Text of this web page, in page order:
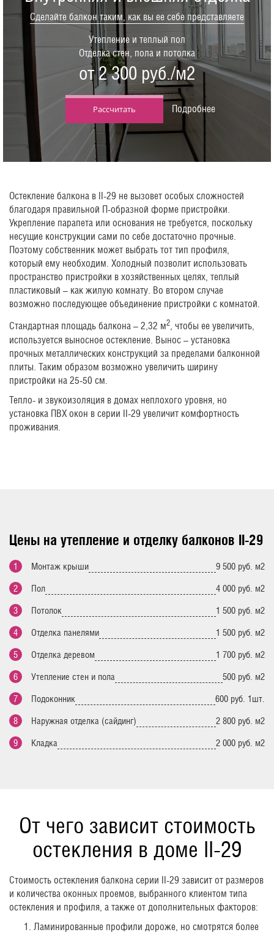
Сделайте балкон таким, как вы ее себе представляете
Утепление и теплый пол
Отделка стен, пола и потолка
от 2 300 руб./м2
Рассчитать Подробнее
Остекление балкона в II-29 не вызовет особых сложностей
благодаря правильной П-образной форме пристройки.
Укрепление парапета или основания не требуется, поскольку
несущие конструкции сами по себе достаточно прочные.
Поэтому собственник может выбрать тот тип профиля,
который ему необходим. Холодный позволит использовать
пространство пристройки в хозяйственных целях, теплый
пластиковый – как жилую комнату. Во втором случае
возможно последующее объединение пристройки с комнатой.
Стандартная площадь балкона – 2,32 м2, чтобы ее увеличить,
используется выносное остекление. Вынос – установка
прочных металлических конструкций за пределами балконной
плиты. Таким образом возможно увеличить ширину
пристройки на 25-50 см.
Тепло- и звукоизоляция в домах неплохого уровня, но
установка ПВХ окон в серии II-29 увеличит комфортность
проживания.
Цены на утепление и отделку балконов II-29
Монтаж крыши 9 500 руб. м2
Пол 4 000 руб. м2
Потолок 1 500 руб. м2
Отделка панелями 1 500 руб. м2
Отделка деревом 1 700 руб. м2
Утепление стен и пола 500 руб. м2
Подоконник 600 руб. 1шт.
Наружная отделка (сайдинг) 2 800 руб. м2
Кладка 2 000 руб. м2
От чего зависит стоимость
остекления в доме II-29
Стоимость остекления балкона серии II-29 зависит от размеров
и количества оконных проемов, выбранного клиентом типа
остекления и профиля, а также от дополнительных факторов:
Ламинированные профили дороже, но смотрятся более